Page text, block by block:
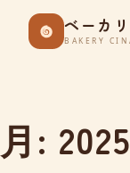
ベーカ
BAKERY
月: